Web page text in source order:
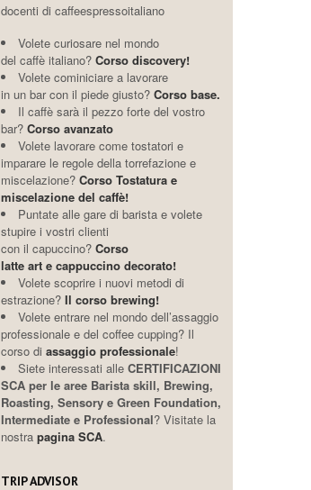
docenti di caffeespressoitaliano
Volete curiosare nel mondo
del caffè italiano?Corso discovery!
Volete cominiciare a lavorare
in un bar con il piede giusto? Corso base.
Il caffè sarà il pezzo forte del vostro
bar? Corso avanzato
Volete lavorare come tostatori e
imparare le regole della torrefazione e
miscelazione? Corso Tostatura e
miscelazione del caffè!
Puntate alle gare di barista e volete
stupire i vostri clienti
con il capuccino? Corso
latte art e cappuccino decorato!
Volete scoprire i nuovi metodi di
estrazione? Il corso brewing!
Volete entrare nel mondo dell’assaggio
professionale e del coffee cupping? Il
corso di assaggio professionale!
Siete interessati alle CERTIFICAZIONI
SCA per le aree Barista skill, Brewing,
Roasting, Sensory e Green Foundation,
Intermediate e Professional? Visitate la
nostra pagina SCA.
TRIP ADVISOR